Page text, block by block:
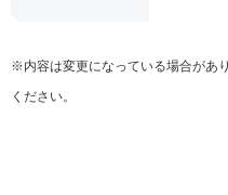
※内容は変更になっている場合があ
ください。